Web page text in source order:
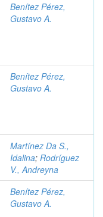
Benítez Pérez,
Gustavo A.
Benítez Pérez,
Gustavo A.
Martínez Da S.,
Idalina; Rodríguez
V., Andreyna
Benítez Pérez,
Gustavo A.